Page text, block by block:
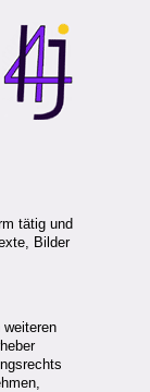
tätig und
Bilder